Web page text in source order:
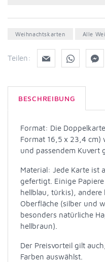
Weihnachtskarten Alle
Teilen:
BESCHREIBUNG
Format: Die
Format 16,5 x 23,4
und passendem Kuvert
Material: Jede Karte ist
gefertigt. Einige
hellblau, türkis),
Oberfläche (silber und
besonders natürliche
hellbraun).
Der Preisvorteil gilt
Farben auswählst.